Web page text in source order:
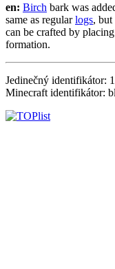
en: Birch bark was
same as regularlogs, but
can be crafted by
formation.
Jedinečný identifikátor:
Minecraft identifikátor: